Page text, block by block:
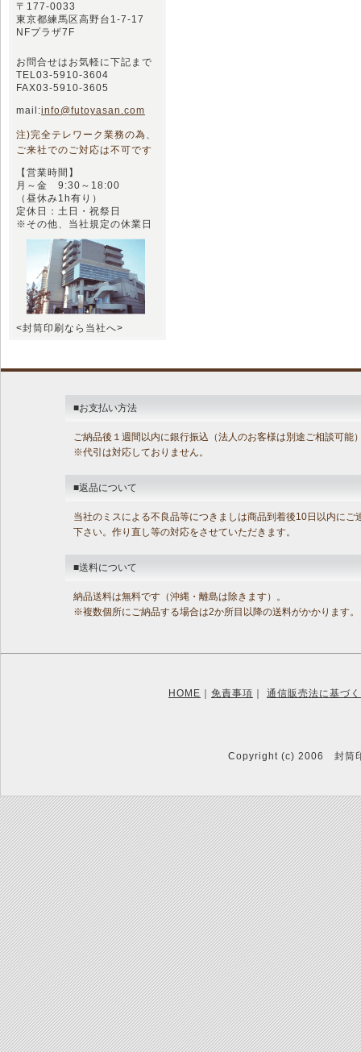
〒177-0033
東京都練馬区高野台1-7-17
NFプラザ7F
お問合せはお気軽に下記まで
TEL03-5910-3604
FAX03-5910-3605
mail:info@futoyasan.com
注)完全テレワーク業務の為、
ご来社でのご対応は不可です
【営業時間】
月～金 9:30～18:00
（昼休み1h有り）
定休日：土日・祝祭日
※その他、当社規定の休業日
<封筒印刷なら当社へ>
■お支払い方法
ご納品後１週間以内に銀行振込（法人のお客様は別途ご相談可能
※代引は対応しておりません。
■返品について
当社のミスによる不良品等につきましは商品到着後10日以内にご
下さい。作り直し等の対応をさせていただきます。
■送料について
納品送料は無料です（沖縄・離島は除きます）。
※複数個所にご納品する場合は2か所目以降の送料がかかります。
HOME 免責事項 通信販売法に基づ
Copyright (c) 2006 封筒